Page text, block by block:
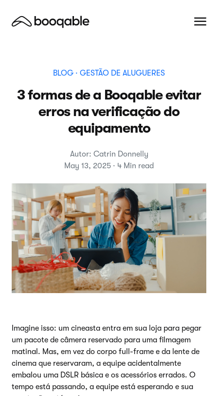
BLOG · GESTÃO DE ALUGUERES
3 formas de a Booqable evitar
erros na verificação do
equipamento
Autor: Catrin Donnelly
May 13, 2025 · 4 Min read
Imagine isso: um cineasta entra em sua loja para pegar
um pacote de câmera reservado para uma filmagem
matinal. Mas, em vez do corpo full-frame e da lente de
cinema que reservaram, a equipe acidentalmente
embalou uma DSLR básica e os acessórios errados. O
tempo está passando, a equipe está esperando e sua